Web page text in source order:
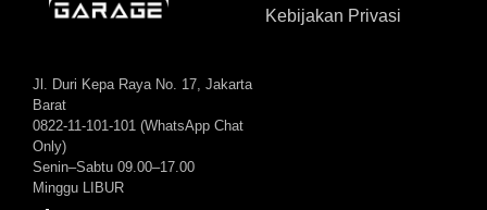
Jl. Duri Kepa Raya No. 17, Jakarta
Barat
0822-11-101-101 (WhatsApp Chat
Only)
Senin–Sabtu 09.00–17.00
Minggu LIBUR
Kebijakan Privasi